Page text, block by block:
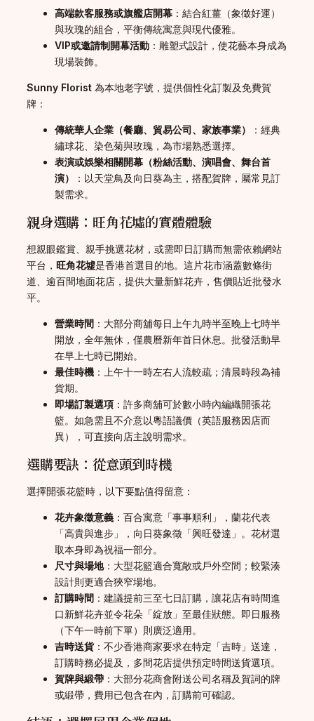
高端款客服務或旗艦店開幕 ：結合紅薑（象徵好運）
與玫瑰的組合，平衡傳統寓意與現代優雅。
VIP或邀請制開幕活動 ：雕塑式設計，使花藝本身成為
現場裝飾。
Sunny Florist 為本地老字號，提供個性化訂製及免費賀
牌：
傳統華人企業（餐廳、貿易公司、家族事業）
：經典
繡球花、染色菊與玫瑰，為市場熟悉選擇。
表演或娛樂相關開幕（粉絲活動、演唱會、舞台首
演）
：以天堂鳥及向日葵為主，搭配賀牌，屬常見訂
製需求。
親身選購：旺角花墟的實體體驗
想親眼鑑賞、親手挑選花材，或需即日訂購而無需依賴網站
平台， 旺角花墟是香港首選目的地。這片花市涵蓋數條街
道、逾百間地面花店，提供大量新鮮花卉，售價貼近批發水
平。
營業時間 ：大部分商舖每日上午九時半至晚上七時半
開放，全年無休，僅農曆新年首日休息。批發活動早
在早上七時已開始。
最佳時機 ：上午十一時左右人流較疏；清晨時段為補
貨期。
即場訂製選項 ：許多商舖可於數小時內編織開張花
籃。如急需且不介意以粵語議價（英語服務因店而
異），可直接向店主說明需求。
選購要訣：從意頭到時機
選擇開張花籃時，以下要點值得留意：
花卉象徵意義 ：百合寓意「事事順利」，蘭花代表
「高貴與進步」，向日葵象徵「興旺發達」。花材選
取本身即為祝福一部分。
尺寸與場地：大型花籃適合寬敞或戶外空間；較緊湊
設計則更適合狹窄場地。
訂購時間 ：建議提前三至七日訂購，讓花店有時間進
口新鮮花卉並令花朵「綻放」至最佳狀態。即日服務
（下午一時前下單）則廣泛適用。
吉時送貨 ：不少香港商家要求在特定「吉時」送達，
訂購時務必提及，多間花店提供預定時間送貨選項。
賀牌與緞帶 ：大部分花商會附送公司名稱及賀詞的牌
或緞帶，費用已包含在內，訂購前可確認。